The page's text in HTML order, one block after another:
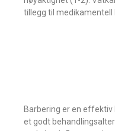
tillegg til medikamentell
Barbering er en
et godt